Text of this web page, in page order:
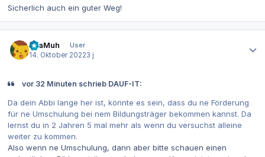
Sicherlich auch ein guter Weg!
MiaMuh
User
14. Oktober 20223 j
vor 32 Minuten schrieb DAUF-IT:
Da dein Abbi lange her ist, könnte es sein, dass du ne Förderung
für ne Umschulung bei nem Bildungsträger bekommen kannst. Da
lernst du in 2 Jahren 5 mal mehr als wenn du versuchst alleine
weiter zu kommen.
Also wenn ne Umschulung, dann aber bitte schauen einen